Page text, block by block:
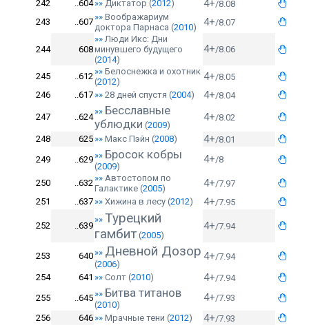
242
..604»» Диктатор (2012) 4+/8.08
243
..607»» Воображариум
доктора Парнаса (2010) 4+/8.07
244 608
»» Люди Икс: Дни
минувшего будущего
(2014)
4+/8.06
245 ..612»» Белоснежка и охотник
(2012) 4+/8.05
246
..617»» 28 дней спустя (2004) 4+/8.04
247 ..624
»» Бесславные
ублюдки (2009)
4+/8.02
248 625»» Макс Пэйн (2008) 4+/8.01
249
..629»» Бросок кобры
(2009)
4+/8
250 ..632»» Автостопом по
Галактике (2005) 4+/7.97
251
..637»» Хижина в лесу (2012) 4+/7.95
252 ..639
»» Турецкий
гамбит (2005)
4+/7.94
253 640»» Дневной Дозор
(2006)
4+/7.94
254
641 »» Солт (2010) 4+/7.94
255
..645»» Битва титанов
(2010)
4+/7.93
256
646»» Мрачные тени (2012) 4+/7.93